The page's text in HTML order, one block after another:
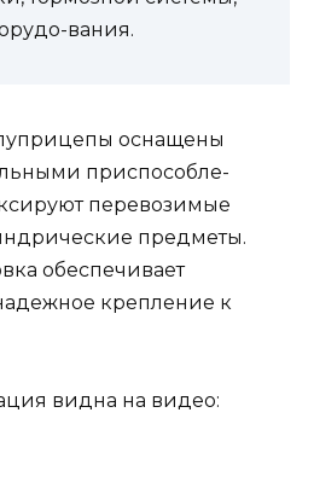
вания.
оснащены
приспособле-
перевозимые
предметы.
обеспечивает
крепление к
видна на видео: